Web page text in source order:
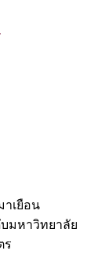
เยือน
มหาวิทยาลัย
ร